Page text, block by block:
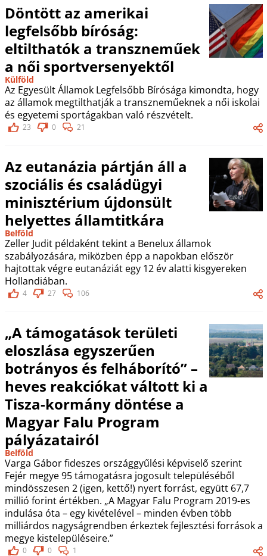
Döntött az amerikai
legfelsőbb bíróság:
eltilthatók a transzneműek
a női sportversenyektől
Külföld
Az Egyesült Államok Legfelsőbb Bírósága kimondta, hogy
az államok megtilthatják a transzneműeknek a női iskolai
és egyetemi sportágakban való részvételt.
23 0 21
Az eutanázia pártján áll a
szociális és családügyi
minisztérium újdonsült
helyettes államtitkára
Belföld
Zeller Judit példaként tekint a Benelux államok
szabályozására, miközben épp a napokban először
hajtottak végre eutanáziát egy 12 év alatti kisgyereken
Hollandiában.
4 27 106
„A támogatások területi
eloszlása egyszerűen
botrányos és felháborító” –
heves reakciókat váltott ki a
Tisza-kormány döntése a
Magyar Falu Program
pályázatairól
Belföld
Varga Gábor fideszes országgyűlési képviselő szerint
Fejér megye 95 támogatásra jogosult településéből
mindösszesen 2 (igen, kettő!) nyert forrást, együtt 67,7
millió forint értékben. „A Magyar Falu Program 2019-es
indulása óta – egy kivételével – minden évben több
milliárdos nagyságrendben érkeztek fejlesztési források a
megye kistelepüléseire.”
0 0 1